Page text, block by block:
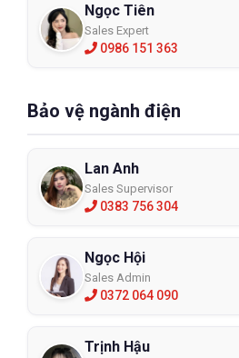
Ngọc Tiên
Sales Expert
0986 151 363
Bảo vệ ngành điện
Lan Anh
Sales Supervisor
0383 756 304
Ngọc Hội
Sales Admin
0372 064 090
Trịnh Hậu